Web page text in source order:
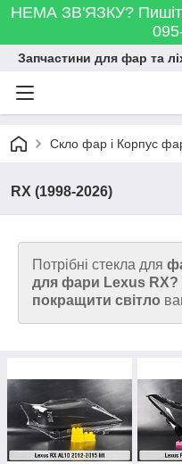
НЕМА ЗВ'ЯЗКУ?
Запчастини для фар та
Скло фар і Корпус
RX (1998-2026)
Потрібні стекла для
для фари Lexus
покращити світло